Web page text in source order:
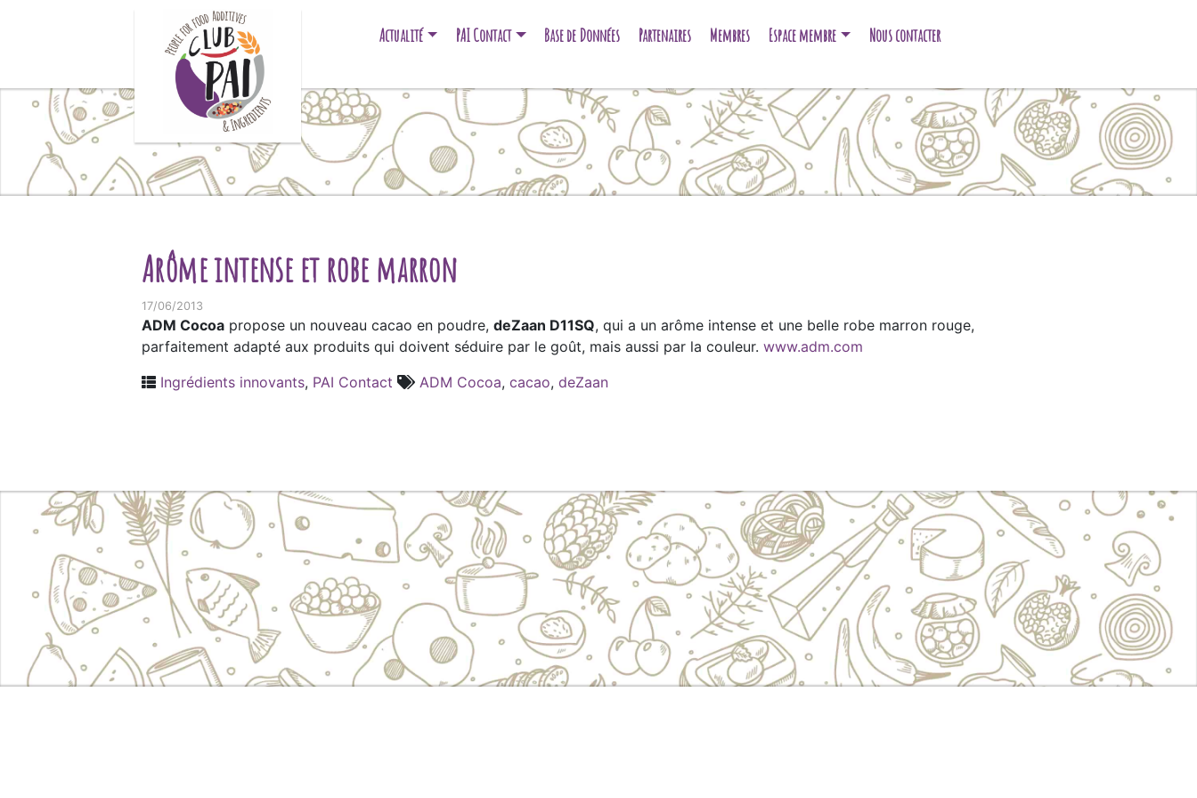
Actualité PAI Contact Base de Données Partenaires Membres Espace membre Nous contacter
Arôme intense et robe marron
17/06/2013
ADM Cocoa propose un nouveau cacao en poudre, deZaan D11SQ, qui a un arôme intense et une belle robe marron rouge,
parfaitement adapté aux produits qui doivent séduire par le goût, mais aussi par la couleur. www.adm.com
Ingrédients innovants, PAI Contact ADM Cocoa, cacao, deZaan